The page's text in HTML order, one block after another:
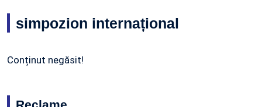
simpozion internațional
Conținut negăsit!